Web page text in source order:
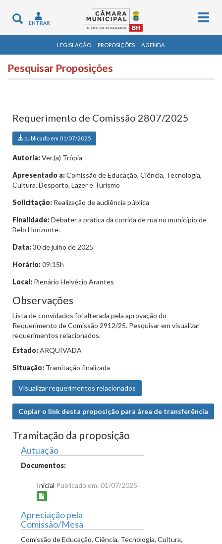
Toggle
navigation
ENTRAR
LEGISLAÇÃO PROPOSIÇÕES AGENDA
Pesquisar Proposições
Requerimento de Comissão 2807/2025
publicado em 01/07/2025
Autoria:Ver.(a) Trópia
Apresentado a:Comissão de Educação, Ciência, Tecnologia,
Cultura, Desporto, Lazer e Turismo
Solicitação: Realização de audiência pública
Finalidade:Debater a prática da corrida de rua no município de
Belo Horizonte.
Data:30 de julho de 2025
Horário:09:15h
Local: Plenário Helvécio Arantes
Observações
Lista de convidados foi alterada pela aprovação do
Requerimento de Comissão 2912/25. Pesquisar em visualizar
requerimentos relacionados.
Estado:ARQUIVADA
Situação: Tramitação finalizada
Visualizar requerimentos relacionados
Copiar o link desta proposição para área de transferência
Tramitação da proposição
Autuação
Documentos:
Inicial Publicado em: 01/07/2025
Apreciação pela
Comissão/Mesa
Comissão de Educação, Ciência, Tecnologia, Cultura,